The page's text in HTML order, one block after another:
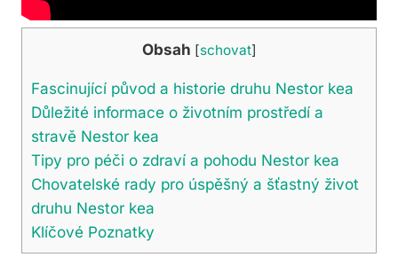
Obsah [schovat]
Fascinující původ a historie druhu Nestor kea
Důležité informace o životním prostředí a
stravě Nestor kea
Tipy pro péči o zdraví a pohodu Nestor kea
Chovatelské rady pro úspěšný a šťastný život
druhu Nestor kea
Klíčové Poznatky